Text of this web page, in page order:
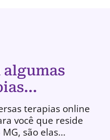
algumas
terapias online
você que reside
são elas...